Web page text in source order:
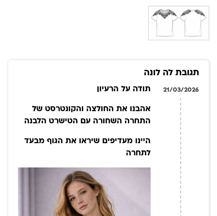
תגובת לה לונה
21/03/2026 תודה על הרעיון
אהבנו את החולצה והקונטרסט של
התחרה השחורה עם הטישרט הלבנה
היינו מעדיפים שיראו את הגוף מבעד
לתחרה